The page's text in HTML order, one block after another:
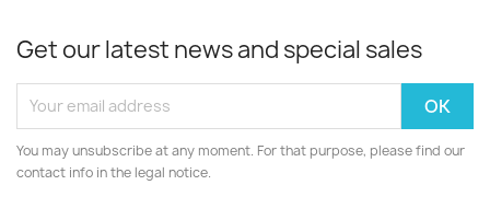
Get our latest news and special sales
You may unsubscribe at any moment. For that purpose, please find our
contact info in the legal notice.